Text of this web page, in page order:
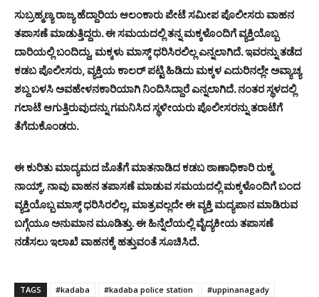
ಸುಬ್ರಹ್ಮಣ್ಯ ರಾಜ್ಯ ಹೆದ್ದಾರಿಯ ಆಲಂಕಾರು ಪೇಟೆ ಸಮೀಪ ಪೊಲೀಸರು ವಾಹನ
ತಪಾಸಣೆ ಮಾಡುತ್ತಿದ್ದರು. ಈ ಸಮಯದಲ್ಲಿ ತನ್ನ ಮಕ್ಕಳೊಂದಿಗೆ ವ್ಯಕ್ತಿಯೊಬ್ಬ
ದಾರಿಯಲ್ಲಿ ಬಂದಿದ್ದು, ಮಕ್ಕಳು ಮಾಸ್ಕ್ ಧರಿಸಿರಲಿಲ್ಲ ಎನ್ನಲಾಗಿದೆ. ಇವರನ್ನು ತಡೆದ
ಕಡಬ ಪೊಲೀಸರು, ವ್ಯಕ್ತಿಯ ಕಾಲರ್ ಪಟ್ಟಿ ಹಿಡಿದು ಮಕ್ಕಳ ಎದುರಿನಲ್ಲೇ ಅವ್ಯಾಚ್ಯ
ಶಬ್ದ ಬಳಸಿ ಅವಹೇಳನಕಾರಿಯಾಗಿ ನಿಂದಿಸಿದ್ದಾರೆ ಎನ್ನಲಾಗಿದೆ. ನಂತರ ಸ್ಥಳದಲ್ಲಿ
ಗಲಾಟೆ ಆಗುತ್ತಿರುವುದನ್ನು ಗಮನಿಸಿದ ಸ್ಥಳೀಯರು ಪೊಲೀಸರನ್ನು ತರಾಟೆಗೆ
ತೆಗೆದುಕೊಂಡರು.
ಈ ಕುರಿತು ಮಾದ್ಯಮದ ಜೊತೆಗೆ ಮಾತನಾಡಿದ ಕಡಬ ಠಾಣಾಧಿಕಾರಿ ರುಕ್ಮ
ನಾಯ್ಕ್, ನಾವು ವಾಹನ ತಪಾಸಣೆ ಮಾಡುವ ಸಮಯದಲ್ಲಿ ಮಕ್ಕಳೊಂದಿಗೆ ಬಂದ
ವ್ಯಕ್ತಿಯೊಬ್ಬ ಮಾಸ್ಕ್ ಧರಿಸಿರಲಿಲ್ಲ, ಮಾತ್ರವಲ್ಲದೇ ಈ ವ್ಯಕ್ತಿ ಮದ್ಯಪಾನ ಮಾಡಿರುವ
ಬಗ್ಗೆಯೂ ಅನುಮಾನ ಮೂಡಿತ್ತು. ಈ ಹಿನ್ನೆಲೆಯಲ್ಲಿ ವೈದ್ಯಕೀಯ ತಪಾಸಣೆ
ನಡೆಸಲು ಇಲಾಖೆ ವಾಹನಕ್ಕೆ ಹತ್ತುವಂತೆ ಸೂಚಿಸಿದೆ.
TAGS #kadaba #kadaba police station
#uppinanagady